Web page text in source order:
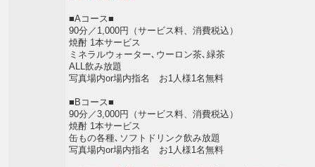
■Aコース■
90分／1,000円（サービス料、消費税込）
焼酎 1本サービス
ミネラルウォーター､ウーロン茶､緑茶
ALL飲み放題
写真場内or場内指名 お1人様1名無料
■Bコース■
90分／3,000円（サービス料、消費税込）
焼酎 1本サービス
缶もの各種､ソフトドリンク飲み放題
写真場内or場内指名 お1人様1名無料